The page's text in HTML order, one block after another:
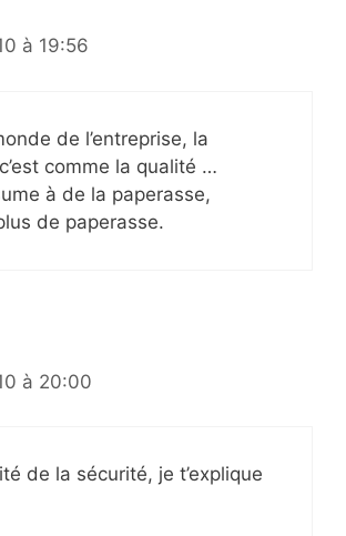
à 19:56
de l’entreprise, la
comme la qualité …
à de la paperasse,
de paperasse.
à 20:00
de la sécurité, je t’explique